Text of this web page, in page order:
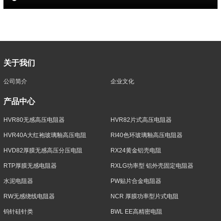
关于我们
公司简介 企业文化
产品中心
HVR80无感高压电阻器 HVR82片式高压电阻器
HVR40A大红袍玻璃釉高压电阻 RI40色环玻璃釉高压电阻器
HVD82厚膜无感高压分压电阻 RX24黄金铝壳电阻
RTP厚膜无感电阻器 RXLG功率型 铝外壳固定电阻器
水泥电阻器 PW贴片合金电阻器
RW无感绕线电阻器 NCR 厚膜功率型片式电阻
钨针硅针类 BWL EE高精密电阻